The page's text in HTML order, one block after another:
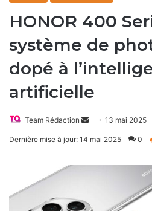
HONOR 400
système de
dopé à
artificielle
Team Rédaction
Envoyer13 mai 2025
Dernière mise à jour: 14 mai 2025 0